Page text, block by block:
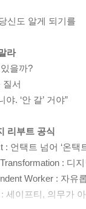
신도 알게 되기를
라
을까?
질서
. ‘안 갈’ 거야”
리부트 공식
언택트 넘어 ‘온택
: 디
Worker : 자유
세이프티, 의무가